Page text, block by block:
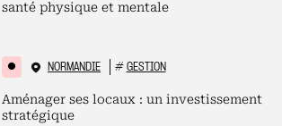
santé physique et mentale
NORMANDIE # GESTION
Aménager ses locaux : un investissement
stratégique